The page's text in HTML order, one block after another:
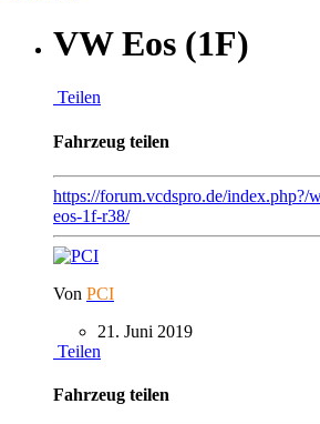
VW Eos (1F)
Teilen
Fahrzeug teilen
https://forum.vcdspro.de/
eos-1f-r38/
Von PCI
21. Juni 2019
Teilen
Fahrzeug teilen